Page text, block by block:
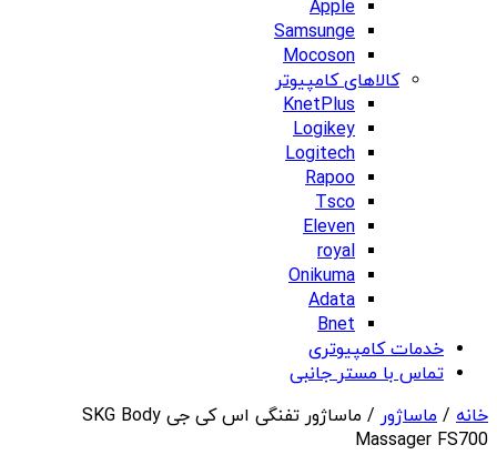
Apple
Samsunge
Mocoson
کالاهای کامپیوتر
KnetPlus
Logikey
Logitech
Rapoo
Tsco
Eleven
royal
Onikuma
Adata
Bnet
خدمات کامپیوتری
تماس با مستر جانبی
خانه / ماساژور
/ ماساژور تفنگی اس کی جی SKG Body
Massager FS700